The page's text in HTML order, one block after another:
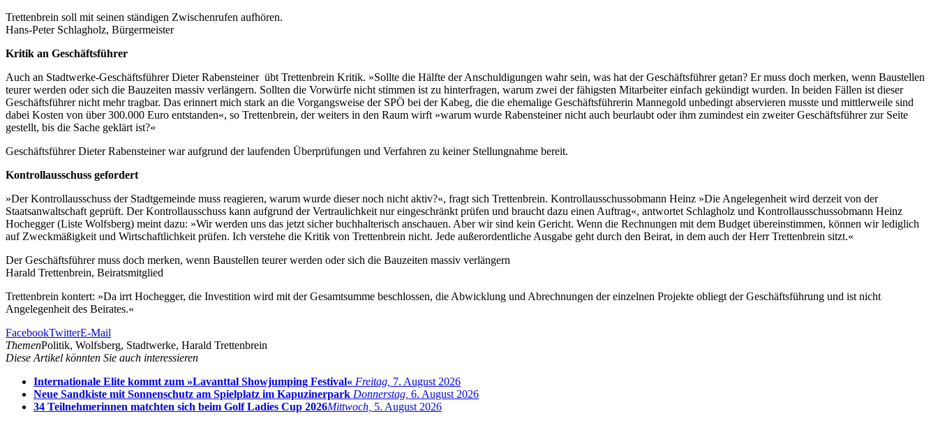
Trettenbrein soll mit seinen ständigen Zwischenrufen aufhören.
Hans-Peter Schlagholz, Bürgermeister
Kritik an Geschäftsführer
Auch an Stadtwerke-Geschäftsführer Dieter Rabensteiner übt Trettenbrein Kritik. »Sollte die Hälfte der Anschuldigungen wahr sein, was hat der Geschäftsführer getan? Er muss doch merken, wenn Baustellen
teurer werden oder sich die Bauzeiten massiv verlängern. Sollten die Vorwürfe nicht stimmen ist zu hinterfragen, warum zwei der fähigsten Mitarbeiter einfach gekündigt wurden. In beiden Fällen ist dieser
Geschäftsführer nicht mehr tragbar. Das erinnert mich stark an die Vorgangsweise der SPÖ bei der Kabeg, die die ehemalige Geschäftsführerin Mannegold unbedingt abservieren musste und mittlerweile sind
dabei Kosten von über 300.000 Euro entstanden«, so Trettenbrein, der weiters in den Raum wirft »warum wurde Rabensteiner nicht auch beurlaubt oder ihm zumindest ein zweiter Geschäftsführer zur Seite
gestellt, bis die Sache geklärt ist?«
Geschäftsführer Dieter Rabensteiner war aufgrund der laufenden Überprüfungen und Verfahren zu keiner Stellungnahme bereit.
Kontrollausschuss gefordert
»Der Kontrollausschuss der Stadtgemeinde muss reagieren, warum wurde dieser noch nicht aktiv?«, fragt sich Trettenbrein. Kontrollausschussobmann Heinz »Die Angelegenheit wird derzeit von der
Staatsanwaltschaft geprüft. Der Kontrollausschuss kann aufgrund der Vertraulichkeit nur eingeschränkt prüfen und braucht dazu einen Auftrag«, antwortet Schlagholz und Kontrollausschussobmann Heinz
Hochegger (Liste Wolfsberg) meint dazu: »Wir werden uns das jetzt sicher buchhalterisch anschauen. Aber wir sind kein Gericht. Wenn die Rechnungen mit dem Budget übereinstimmen, können wir lediglich
auf Zweckmäßigkeit und Wirtschaftlichkeit prüfen. Ich verstehe die Kritik von Trettenbrein nicht. Jede außerordentliche Ausgabe geht durch den Beirat, in dem auch der Herr Trettenbrein sitzt.«
Der Geschäftsführer muss doch merken, wenn Baustellen teurer werden oder sich die Bauzeiten massiv verlängern
Harald Trettenbrein, Beiratsmitglied
Trettenbrein kontert: »Da irrt Hochegger, die Investition wird mit der Gesamtsumme beschlossen, die Abwicklung und Abrechnungen der einzelnen Projekte obliegt der Geschäftsführung und ist nicht
Angelegenheit des Beirates.«
FacebookTwitterE-Mail
ThemenPolitik, Wolfsberg, Stadtwerke, Harald Trettenbrein
Diese Artikel könnten Sie auch interessieren
Internationale Elite kommt zum »Lavanttal Showjumping Festival« Freitag, 7. August 2026
Neue Sandkiste mit Sonnenschutz am Spielplatz im Kapuzinerpark Donnerstag, 6. August 2026
34 Teilnehmerinnen matchten sich beim Golf Ladies Cup 2026Mittwoch, 5. August 2026